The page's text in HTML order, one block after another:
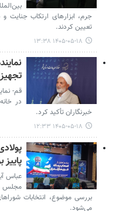
جرم، ابزارهای ارتکاب جنایت
تعیین کردند.
۱۴۰۵-۰۵-۱۸ ۱۳:۳۸
قم-
در
خبرنگاران تأکید کرد.
۱۴۰۵-۰۵-۱۸ ۱۲:۳۳
عباس
مجلس
بررسی موضوع، انتخابات
می‌شود.